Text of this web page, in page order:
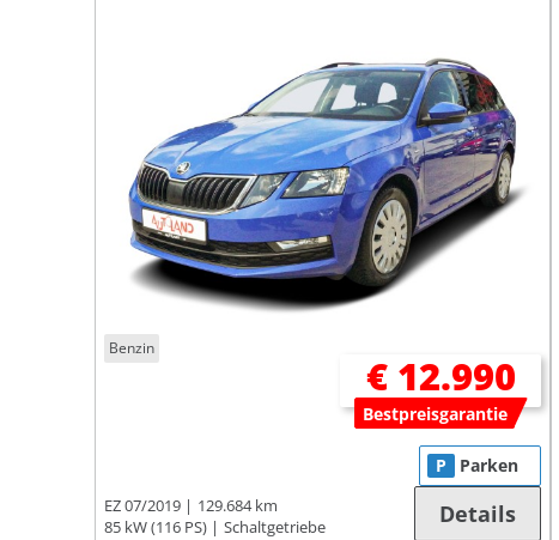
Benzin
€ 12.990
Bestpreisgarantie
EZ 07/2019
129.684 km
85 kW (116 PS)
Schaltgetriebe
P Parken
Details